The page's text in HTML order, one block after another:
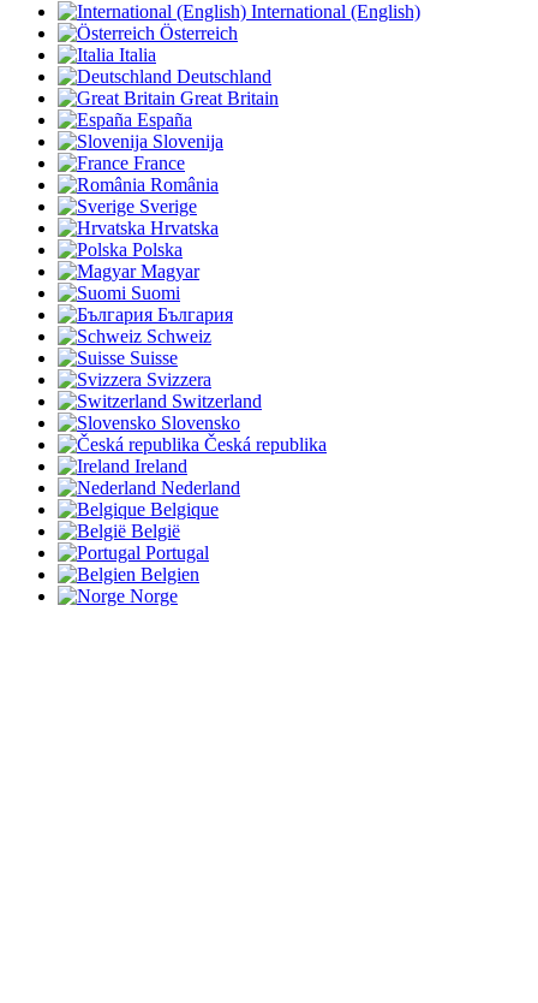
International (English)
Österreich
Italia
Deutschland
Great Britain
España
Slovenija
France
România
Sverige
Hrvatska
Polska
Magyar
Suomi
България
Schweiz
Suisse
Svizzera
Switzerland
Slovensko
Česká republika
Ireland
Nederland
Belgique
België
Portugal
Belgien
Norge